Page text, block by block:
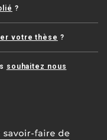
?
votre thèse ?
souhaitez nous